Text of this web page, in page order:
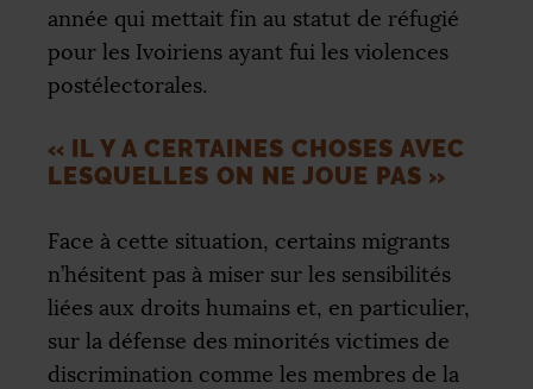
année qui mettait fin au statut de réfugié
pour les Ivoiriens ayant fui les violences
postélectorales.
« IL Y A CERTAINES CHOSES AVEC
LESQUELLES ON NE JOUE PAS »
Face à cette situation, certains migrants
n’hésitent pas à miser sur les sensibilités
liées aux droits humains et, en particulier,
sur la défense des minorités victimes de
discrimination comme les membres de la